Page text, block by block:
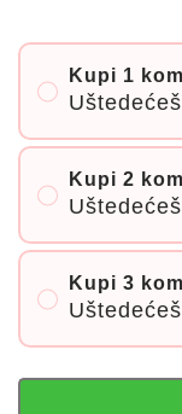
Kupi 1
Uštedećeš
Kupi 2
Uštedećeš
Kupi 3
Uštedećeš